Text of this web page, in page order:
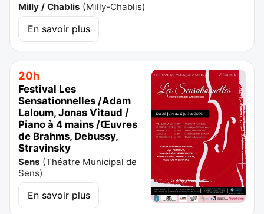
Milly / Chablis (Milly-Chablis)
En savoir plus
20h
Festival Les
Sensationnelles /Adam
Laloum, Jonas Vitaud /
Piano à 4 mains /Œuvres
de Brahms, Debussy,
Stravinsky
Sens (Théatre Municipal de
Sens)
En savoir plus